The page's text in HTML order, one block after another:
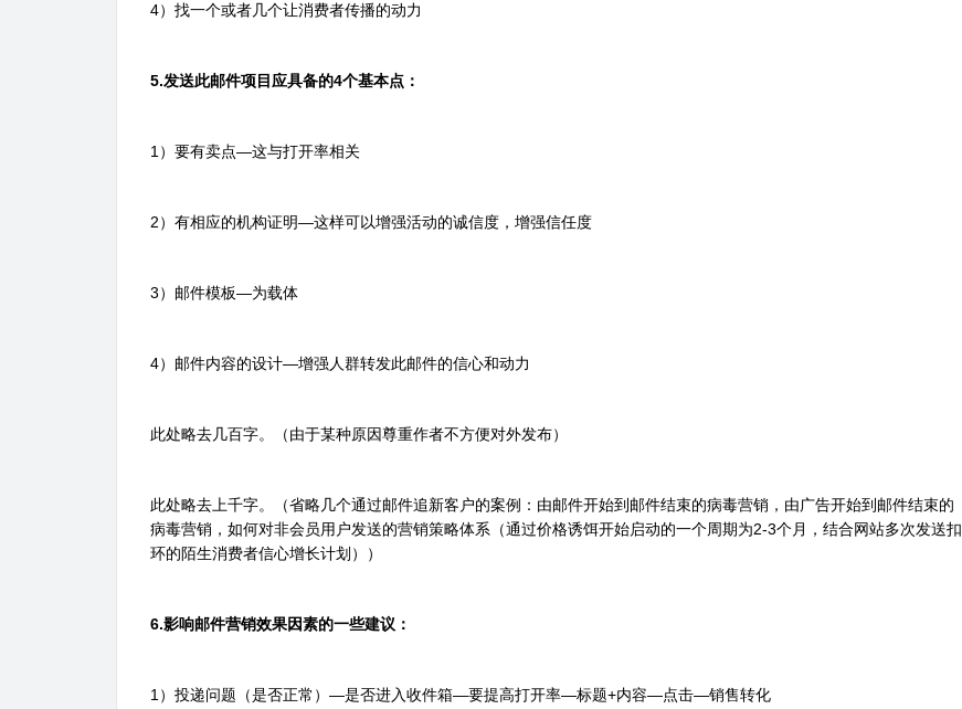
4）找一个或者几个让消费者传播的动力
5.发送此邮件项目应具备的4个基本点：
1）要有卖点—这与打开率相关
2）有相应的机构证明—这样可以增强活动的诚信度，增强信任度
3）邮件模板—为载体
4）邮件内容的设计—增强人群转发此邮件的信心和动力
此处略去几百字。（由于某种原因尊重作者不方便对外发布）
此处略去上千字。（省略几个通过邮件追新客户的案例：由邮件开始到邮件结束的病毒营销，由广告开始到邮件结束的
病毒营销，如何对非会员用户发送的营销策略体系（通过价格诱饵开始启动的一个周期为2-3个月，结合网站多次发送扣
环的陌生消费者信心增长计划））
6.影响邮件营销效果因素的一些建议：
1）投递问题（是否正常）—是否进入收件箱—要提高打开率—标题+内容—点击—销售转化